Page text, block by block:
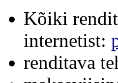
Kõiki
internetist:
renditava